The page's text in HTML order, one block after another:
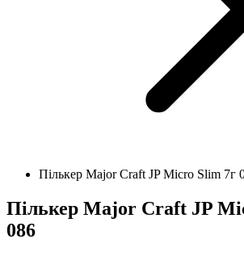
Пількер Major Craft JP Micro Slim 7г
Пількер Major Craft JP
086